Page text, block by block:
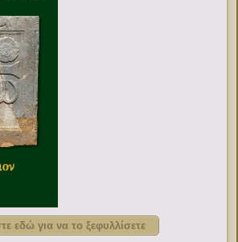
εδώ για να το ξεφυλλίσετε